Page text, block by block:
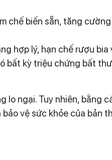
chế biến sẵn, tăng
hợp lý, hạn chế rượu bia
bất kỳ triệu chứng bất
ngại. Tuy nhiên, bằng
vệ sức khỏe của bản